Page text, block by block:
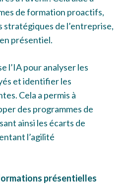
de formation proactifs,
stratégiques de l’entreprise,
présentiel.
l’IA pour analyser les
et identifier les
Cela a permis à
des programmes de
ainsi les écarts de
l’agilité
présentielles